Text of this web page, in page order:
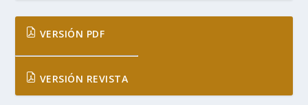
VERSIÓN PDF
VERSIÓN REVISTA